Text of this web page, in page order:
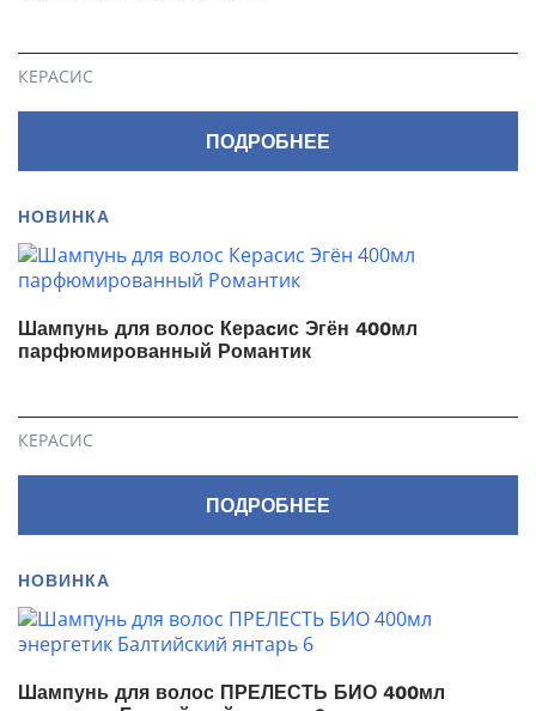
КЕРАСИС
ПОДРОБНЕЕ
НОВИНКА
Шампунь для волос Кераcис Эгён 400мл
парфюмированный Романтик
КЕРАСИС
ПОДРОБНЕЕ
НОВИНКА
Шампунь для волос ПРЕЛЕСТЬ БИО 400мл